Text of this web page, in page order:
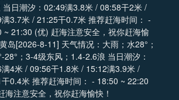
当日潮汐：02:49满3.8米 / 08:58干2米 /
3.7米 / 21:25干0.7米 推荐赶海时间： -
~ 21:30 (优) 赶海注意安全，祝你赶海愉
28°；3-4级东风；1.4-2.6浪 当日潮汐：
4米 / 09:56干1.8米 / 15:12满3.9米 /
0.4米 推荐赶海时间： - 18:50 ~ 22:20
海注意安全，祝你赶海愉快！